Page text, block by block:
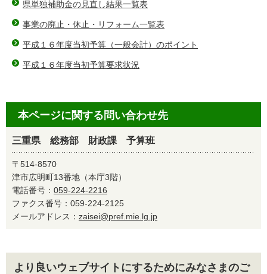
県単独補助金の見直し結果一覧表
事業の廃止・休止・リフォーム一覧表
平成１６年度当初予算（一般会計）のポイント
平成１６年度当初予算要求状況
本ページに関する問い合わせ先
三重県 総務部 財政課 予算班
〒514-8570
津市広明町13番地（本庁3階）
電話番号： 059-224-2216
ファクス番号：059-224-2125
メールアドレス： zaisei@pref.mie.lg.jp
より良いウェブサイトにするためにみなさまのご